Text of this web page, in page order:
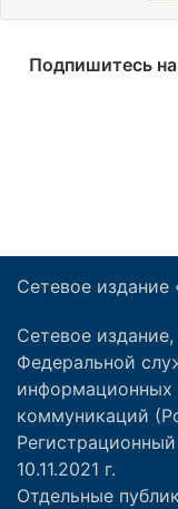
Сетевое издание
Сетевое издание,
Федеральной
информационных
коммуникаций
10.11.2021 г.
Отдельные